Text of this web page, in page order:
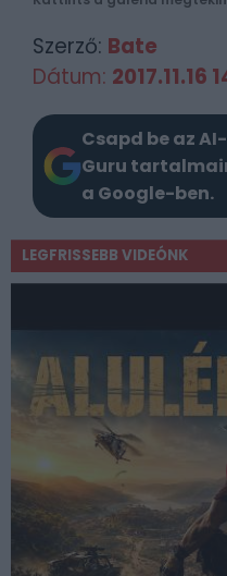
Szerző: Bate
Dátum: 2017.11.16
Csapd be az
Guru
a Google-ben.
LEGFRISSEBB VIDEÓNK